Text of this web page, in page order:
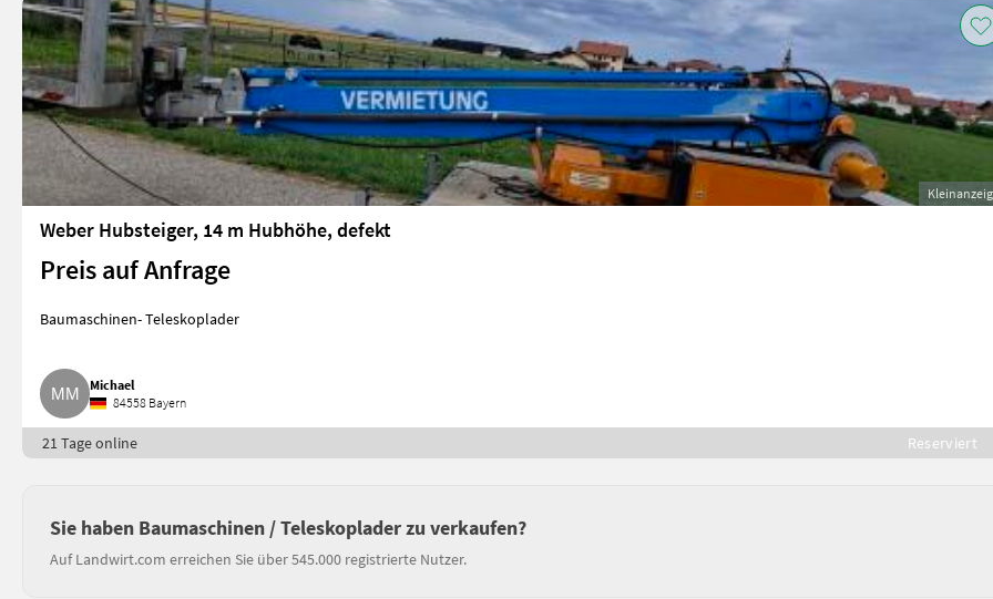
Weber Hubsteiger, 14 m Hubhöhe, defekt
Preis auf Anfrage
Baumaschinen- Teleskoplader
Michael
84558 Bayern
21 Tage online Reserviert
Sie haben Baumaschinen / Teleskoplader zu verkaufen?
Auf Landwirt.com erreichen Sie über 545.000 registrierte Nutzer.